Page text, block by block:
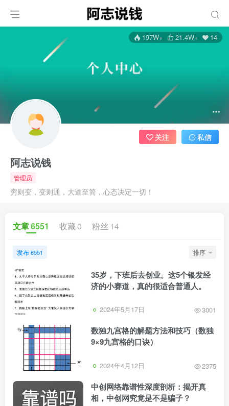
197W+ 21.4W+ 14
阿志说钱
管理员
穷则变，变则通，大道至简，心态决定一切！
关注 私信
文章6551 收藏 0 粉丝 14
发布 6551 排序
35岁，下班后去创业。这5个银发经
济的小赛道，真的很适合普通人。
2024年5月17日 3001
数独九宫格的解题方法和技巧（数独
9×9九宫格的口诀）
2024年4月12日 2375
中创网络靠谱性深度剖析：揭开真
相，中创网究竟是不是骗子？